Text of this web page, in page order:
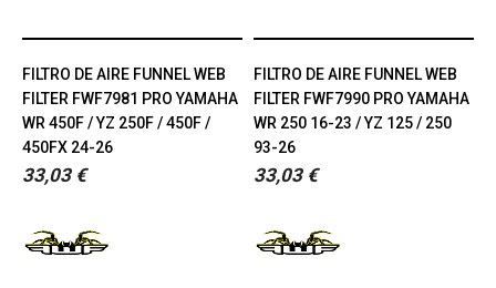
FILTRO DE AIRE FUNNEL WEB
FILTER FWF7981 PRO YAMAHA
WR 450F / YZ 250F / 450F /
450FX 24-26
33,03 €
FILTRO DE AIRE FUNNEL WEB
FILTER FWF7990 PRO YAMAHA
WR 250 16-23 / YZ 125 / 250
93-26
33,03 €